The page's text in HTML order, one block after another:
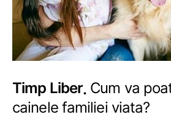
Timp Liber Cum va
cainele familiei viata?